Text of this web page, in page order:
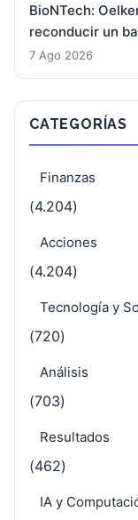
BioNTech:
reconducir un
7 Ago 2026
CATEGORÍAS
Finanzas
(4.204)
Acciones
(4.204)
Tecnología y
(720)
Análisis
(703)
Resultados
(462)
IA y